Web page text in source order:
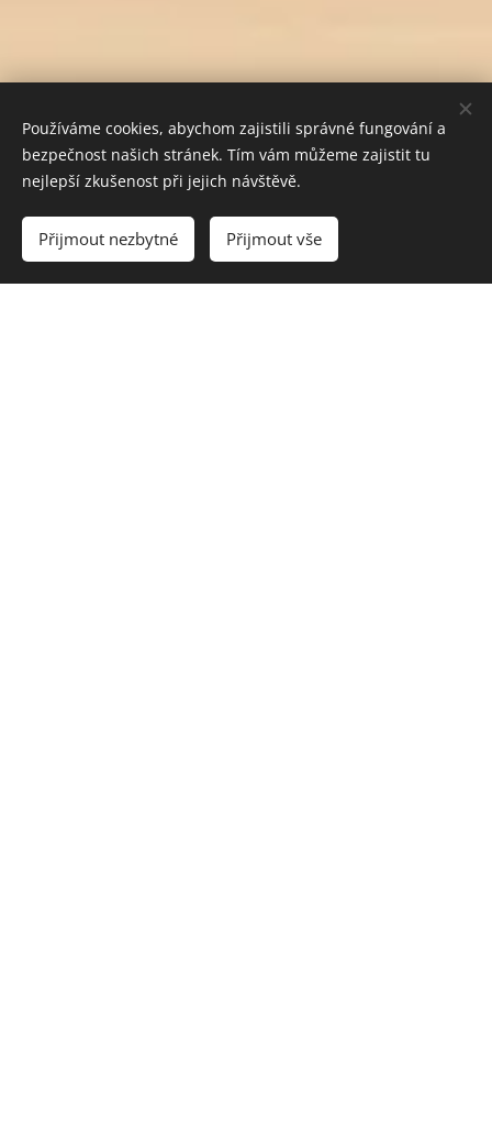
Vyprodáno
Používáme cookies, abychom zajistili správné fungování a
bezpečnost našich stránek. Tím vám můžeme zajistit tu
nejlepší zkušenost při jejich návštěvě.
Přijmout nezbytné Přijmout vše